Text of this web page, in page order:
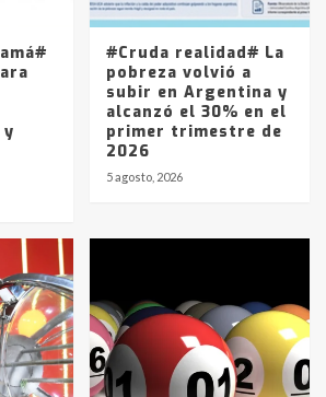
857 a 1338 pesos
#Cruda realidad# La
pobreza volvió a
subir en Argentina y
alcanzó el 30% en el
primer trimestre de
2026
5 agosto, 2026